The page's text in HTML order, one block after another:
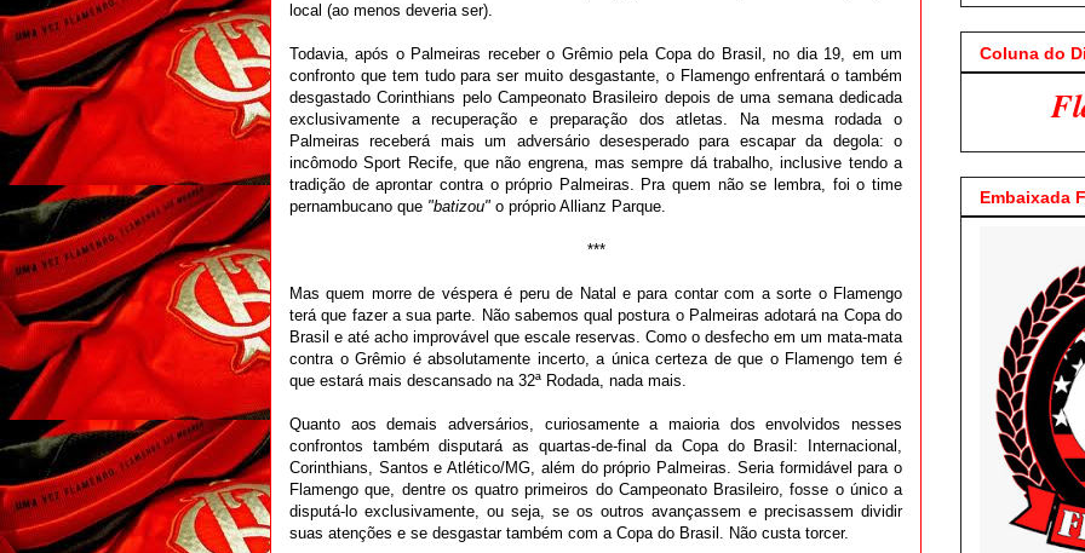
local (ao menos deveria ser).
Todavia, após o Palmeiras receber o Grêmio pela Copa do Brasil, no dia 19, em um
confronto que tem tudo para ser muito desgastante, o Flamengo enfrentará o também
desgastado Corinthians pelo Campeonato Brasileiro depois de uma semana dedicada
exclusivamente a recuperação e preparação dos atletas. Na mesma rodada o
Palmeiras receberá mais um adversário desesperado para escapar da degola: o
incômodo Sport Recife, que não engrena, mas sempre dá trabalho, inclusive tendo a
tradição de aprontar contra o próprio Palmeiras. Pra quem não se lembra, foi o time
pernambucano que "batizou" o próprio Allianz Parque.
***
Mas quem morre de véspera é peru de Natal e para contar com a sorte o Flamengo
terá que fazer a sua parte. Não sabemos qual postura o Palmeiras adotará na Copa do
Brasil e até acho improvável que escale reservas. Como o desfecho em um mata-mata
contra o Grêmio é absolutamente incerto, a única certeza de que o Flamengo tem é
que estará mais descansado na 32ª Rodada, nada mais.
Quanto aos demais adversários, curiosamente a maioria dos envolvidos nesses
confrontos também disputará as quartas-de-final da Copa do Brasil: Internacional,
Corinthians, Santos e Atlético/MG, além do próprio Palmeiras. Seria formidável para o
Flamengo que, dentre os quatro primeiros do Campeonato Brasileiro, fosse o único a
disputá-lo exclusivamente, ou seja, se os outros avançassem e precisassem dividir
suas atenções e se desgastar também com a Copa do Brasil. Não custa torcer.
Coluna do
Flamengo x São
Embaixada